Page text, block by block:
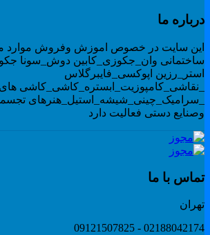
ما
سایت در خصوص اموزش وفروش موارد
وان_جکوزی_کابین دوش_سونا
اپوکسی_فایبرگلاس
های
دستی فعالیت دارد
با ما
02188042174 -